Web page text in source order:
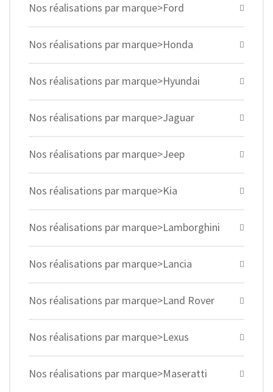
Nos réalisations par marque>Ford
Nos réalisations par marque>Honda
Nos réalisations par marque>Hyundai
Nos réalisations par marque>Jaguar
Nos réalisations par marque>Jeep
Nos réalisations par marque>Kia
Nos réalisations par marque>Lamborghini
Nos réalisations par marque>Lancia
Nos réalisations par marque>Land Rover
Nos réalisations par marque>Lexus
Nos réalisations par marque>Maseratti